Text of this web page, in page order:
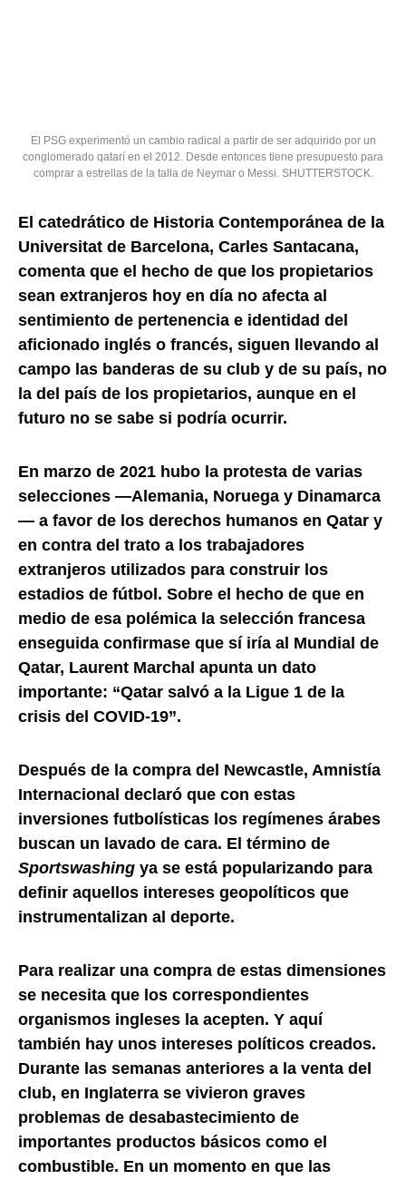
El PSG experimentó un cambio radical a partir de ser adquirido por un
conglomerado qatarí en el 2012. Desde entonces tiene presupuesto para
comprar a estrellas de la talla de Neymar o Messi. SHUTTERSTOCK.
El catedrático de Historia Contemporánea de la
Universitat de Barcelona, Carles Santacana,
comenta que el hecho de que los propietarios
sean extranjeros hoy en día no afecta al
sentimiento de pertenencia e identidad del
aficionado inglés o francés, siguen llevando al
campo las banderas de su club y de su país, no
la del país de los propietarios, aunque en el
futuro no se sabe si podría ocurrir.
En marzo de 2021 hubo la protesta de varias
selecciones —Alemania, Noruega y Dinamarca
— a favor de los derechos humanos en Qatar y
en contra del trato a los trabajadores
extranjeros utilizados para construir los
estadios de fútbol. Sobre el hecho de que en
medio de esa polémica la selección francesa
enseguida confirmase que sí iría al Mundial de
Qatar, Laurent Marchal apunta un dato
importante: “Qatar salvó a la Ligue 1 de la
crisis del COVID-19”.
Después de la compra del Newcastle, Amnistía
Internacional declaró que con estas
inversiones futbolísticas los regímenes árabes
buscan un lavado de cara. El término de
Sportswashing ya se está popularizando para
definir aquellos intereses geopolíticos que
instrumentalizan al deporte.
Para realizar una compra de estas dimensiones
se necesita que los correspondientes
organismos ingleses la acepten. Y aquí
también hay unos intereses políticos creados.
Durante las semanas anteriores a la venta del
club, en Inglaterra se vivieron graves
problemas de desabastecimiento de
importantes productos básicos como el
combustible. En un momento en que las